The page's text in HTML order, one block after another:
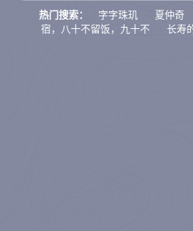
热门搜索： 字字珠玑 夏仲奇
宿，八十不留饭，九十不
长寿